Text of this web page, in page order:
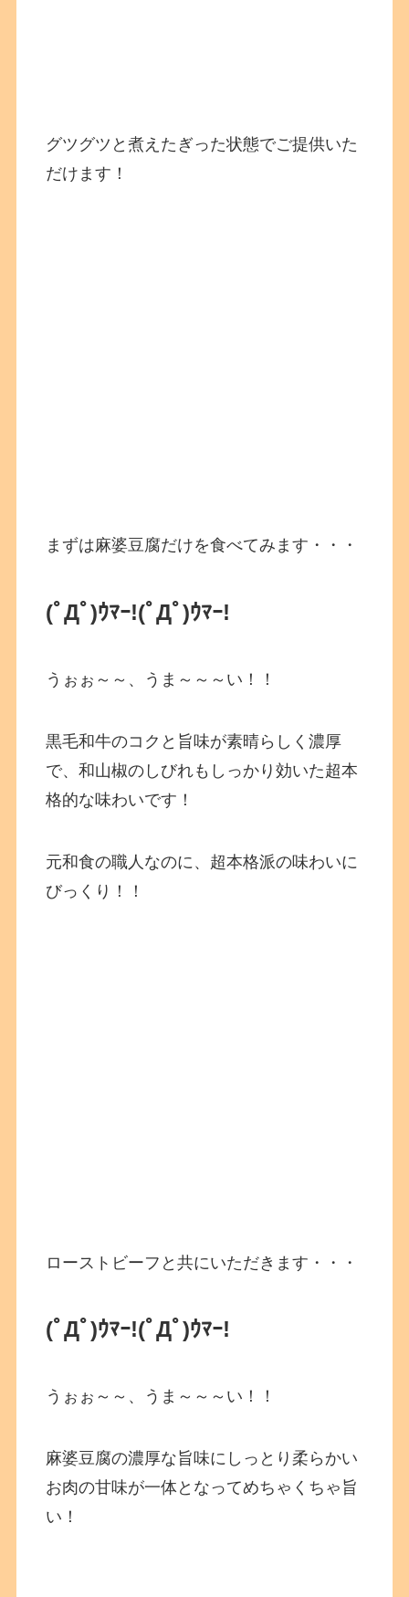
グツグツと煮えたぎった状態でご提供いた
だけます！
まずは麻婆豆腐だけを食べてみます・・・
(ﾟДﾟ)ｳﾏｰ!(ﾟДﾟ)ｳﾏｰ!
うぉぉ～～、うま～～～い！！
黒毛和牛のコクと旨味が素晴らしく濃厚
で、和山椒のしびれもしっかり効いた超本
格的な味わいです！
元和食の職人なのに、超本格派の味わいに
びっくり！！
ローストビーフと共にいただきます・・・
(ﾟДﾟ)ｳﾏｰ!(ﾟДﾟ)ｳﾏｰ!
うぉぉ～～、うま～～～い！！
麻婆豆腐の濃厚な旨味にしっとり柔らかい
お肉の甘味が一体となってめちゃくちゃ旨
い！